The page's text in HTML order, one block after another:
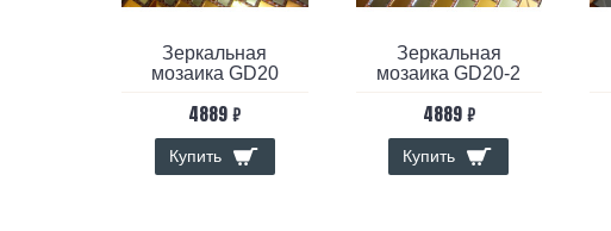
Зеркальная
мозаика GD20
4889 ₽
Купить
Зеркальная
мозаика GD20-2
4889 ₽
Купить